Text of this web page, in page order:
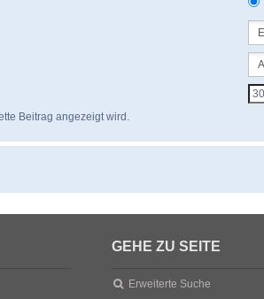
Beitrag angezeigt wird.
GEHE ZU SEITE
Erweiterte Suche